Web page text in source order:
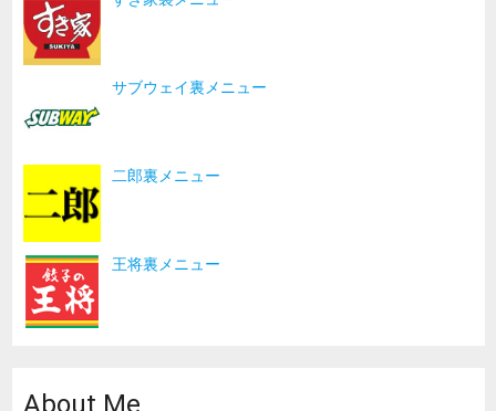
サブウェイ裏メニュー
二郎裏メニュー
王将裏メニュー
About Me